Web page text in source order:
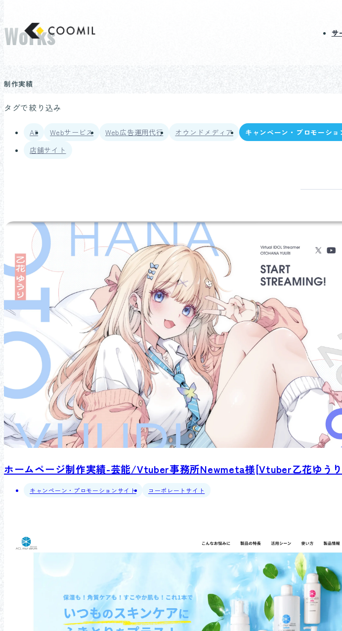
テ
ン
ス
キ
サ
Works
制作実績
タグで絞り込み
All Webサービス Web広告運用代行 オウンドメディア キャンペーン・プロモーショ
店舗サイト
ホームページ制作実績-芸能/Vtuber事務所Newmeta様[Vtuber乙花ゆう
キャンペーン・プロモーションサイト コーポレートサイト